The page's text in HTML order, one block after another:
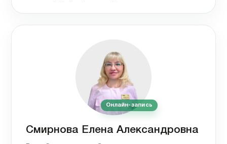
Онлайн-запись
Смирнова Елена Александровна